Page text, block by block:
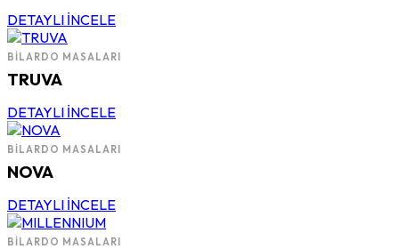
DETAYLI İNCELE
BILARDO MASALARI
TRUVA
DETAYLI İNCELE
BILARDO MASALARI
NOVA
DETAYLI İNCELE
BILARDO MASALARI